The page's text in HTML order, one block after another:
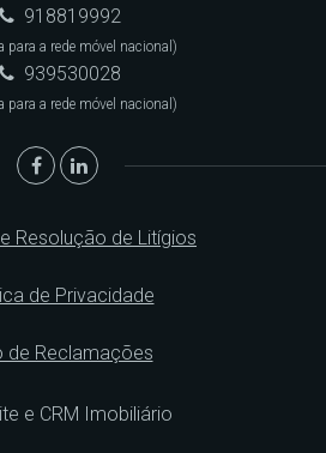
918819992
para a rede móvel nacional)
939530028
para a rede móvel nacional)
Resolução de Litígios
de Privacidade
de Reclamações
e CRM Imobiliário